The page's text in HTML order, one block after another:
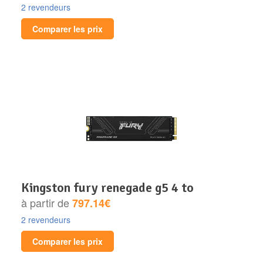
2 revendeurs
Comparer les prix
kingston fury renegade g5 4 to
à partir de797.14€
2 revendeurs
Comparer les prix